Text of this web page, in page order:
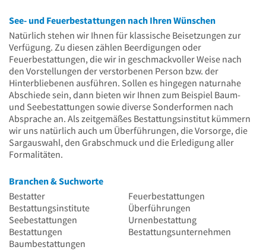
See- und Feuerbestattungen nach Ihren Wünschen
Natürlich stehen wir Ihnen für klassische Beisetzungen zur
Verfügung. Zu diesen zählen Beerdigungen oder
Feuerbestattungen, die wir in geschmackvoller Weise nach
den Vorstellungen der verstorbenen Person bzw. der
Hinterbliebenen ausführen. Sollen es hingegen naturnahe
Abschiede sein, dann bieten wir Ihnen zum Beispiel Baum-
und Seebestattungen sowie diverse Sonderformen nach
Absprache an. Als zeitgemäßes Bestattungsinstitut kümmern
wir uns natürlich auch um Überführungen, die Vorsorge, die
Sargauswahl, den Grabschmuck und die Erledigung aller
Formalitäten.
Branchen & Suchworte
Bestatter
Feuerbestattungen
Bestattungsinstitute
Überführungen
Seebestattungen
Urnenbestattung
Bestattungen
Bestattungsunternehmen
Baumbestattungen